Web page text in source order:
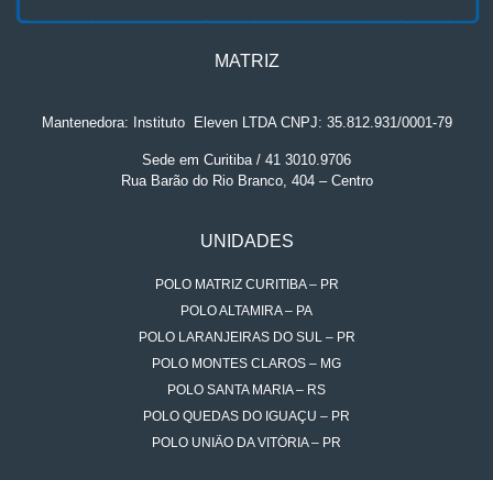
MATRIZ
Mantenedora: Instituto. Eleven LTDA CNPJ: 35.812.931/0001-79
Sede em Curitiba / 41 3010.9706
Rua Barão do Rio Branco, 404 – Centro
UNIDADES
POLO MATRIZ CURITIBA – PR
POLO ALTAMIRA – PA
POLO LARANJEIRAS DO SUL – PR
POLO MONTES CLAROS – MG
POLO SANTA MARIA – RS
POLO QUEDAS DO IGUAÇU – PR
POLO UNIÃO DA VITÓRIA – PR